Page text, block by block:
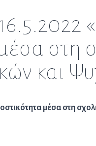
στη
και
μέσα στη